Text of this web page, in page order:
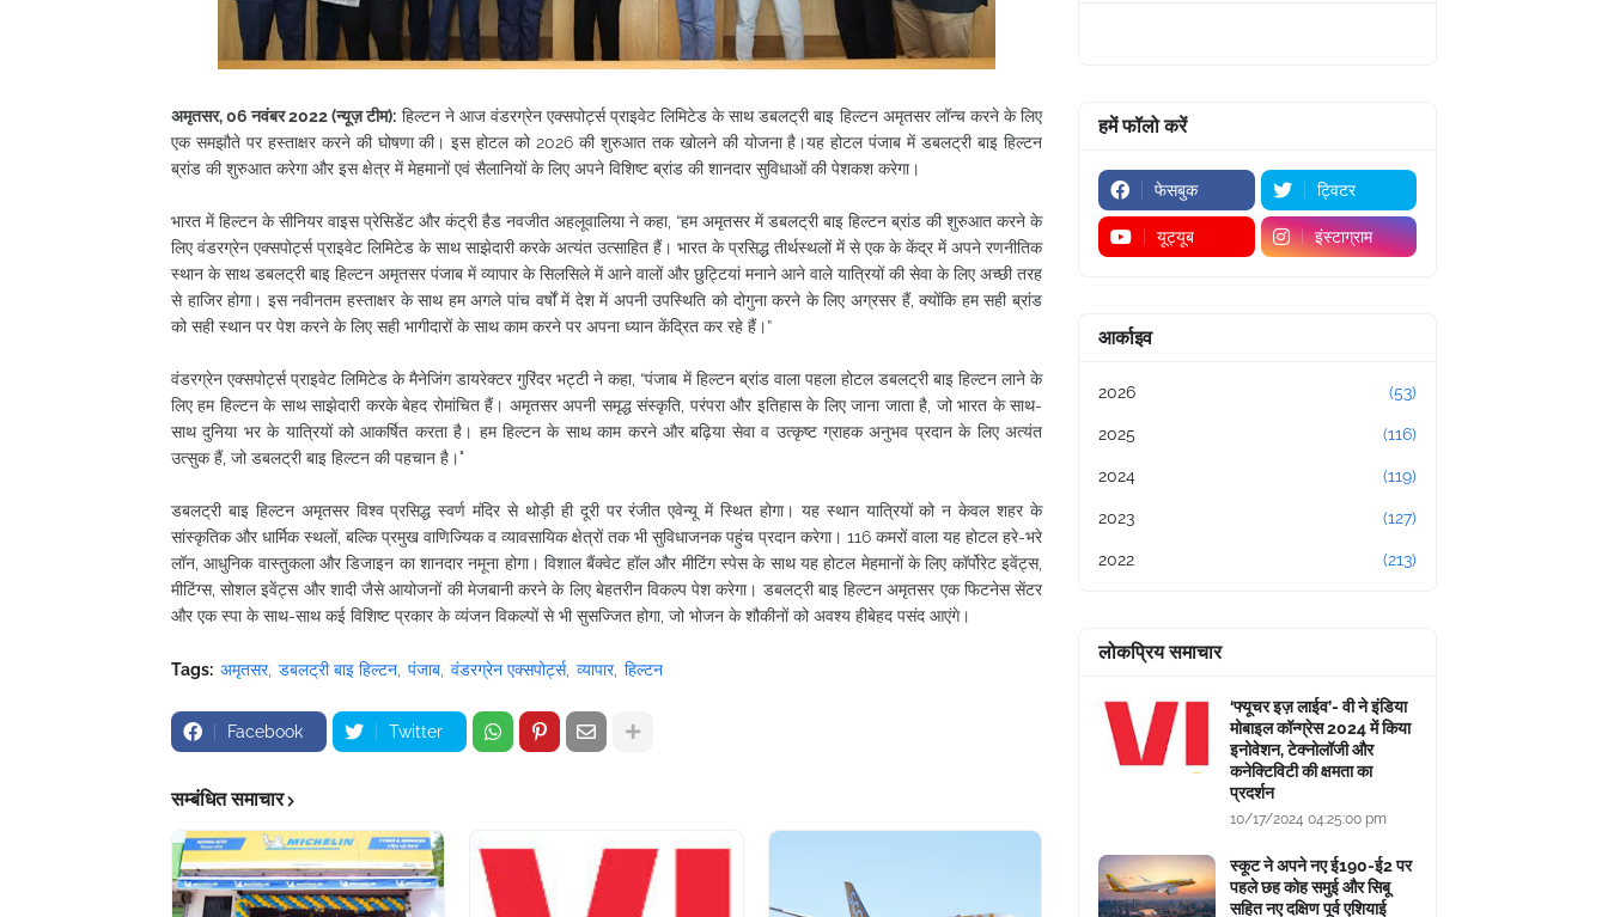
अमृतसर, 06 नवंबर 2022 (न्यूज़ टीम): हिल्टन ने आज वंडरग्रेन एक्सपोर्ट्स प्राइवेट लिमिटेड के साथ डबलट्री बाइ हिल्टन अमृतसर लॉन्च करने के लिए
एक समझौते पर हस्ताक्षर करने की घोषणा की। इस होटल को 2026 की शुरुआत तक खोलने की योजना है।यह होटल पंजाब में डबलट्री बाइ हिल्टन
ब्रांड की शुरुआत करेगा और इस क्षेत्र में मेहमानों एवं सैलानियों के लिए अपने विशिष्ट ब्रांड की शानदार सुविधाओं की पेशकश करेगा।
भारत में हिल्टन के सीनियर वाइस प्रेसिडेंट और कंट्री हैड नवजीत अहलूवालिया ने कहा, “हम अमृतसर में डबलट्री बाइ हिल्टन ब्रांड की शुरुआत करने के
लिए वंडरग्रेन एक्सपोर्ट्स प्राइवेट लिमिटेड के साथ साझेदारी करके अत्यंत उत्साहित हैं। भारत के प्रसिद्ध तीर्थस्थलों में से एक के केंद्र में अपने रणनीतिक
स्थान के साथ डबलट्री बाइ हिल्टन अमृतसर पंजाब में व्यापार के सिलसिले में आने वालों और छुट्टियां मनाने आने वाले यात्रियों की सेवा के लिए अच्छी तरह
से हाजिर होगा। इस नवीनतम हस्ताक्षर के साथ हम अगले पांच वर्षों में देश में अपनी उपस्थिति को दोगुना करने के लिए अग्रसर हैं, क्योंकि हम सही ब्रांड
को सही स्थान पर पेश करने के लिए सही भागीदारों के साथ काम करने पर अपना ध्यान केंद्रित कर रहे हैं।”
वंडरग्रेन एक्सपोर्ट्स प्राइवेट लिमिटेड के मैनेजिंग डायरेक्टर गुरिंदर भट्टी ने कहा, “पंजाब में हिल्टन ब्रांड वाला पहला होटल डबलट्री बाइ हिल्टन लाने के
लिए हम हिल्टन के साथ साझेदारी करके बेहद रोमांचित हैं। अमृतसर अपनी समृद्ध संस्कृति, परंपरा और इतिहास के लिए जाना जाता है, जो भारत के साथ-
साथ दुनिया भर के यात्रियों को आकर्षित करता है। हम हिल्टन के साथ काम करने और बढ़िया सेवा व उत्कृष्ट ग्राहक अनुभव प्रदान के लिए अत्यंत
उत्सुक हैं, जो डबलट्री बाइ हिल्टन की पहचान है।"
डबलट्री बाइ हिल्टन अमृतसर विश्व प्रसिद्ध स्वर्ण मंदिर से थोड़ी ही दूरी पर रंजीत एवेन्यू में स्थित होगा। यह स्थान यात्रियों को न केवल शहर के
सांस्कृतिक और धार्मिक स्थलों, बल्कि प्रमुख वाणिज्यिक व व्यावसायिक क्षेत्रों तक भी सुविधाजनक पहुंच प्रदान करेगा। 116 कमरों वाला यह होटल हरे-भरे
लॉन, आधुनिक वास्तुकला और डिजाइन का शानदार नमूना होगा। विशाल बैंक्वेट हॉल और मीटिंग स्पेस के साथ यह होटल मेहमानों के लिए कॉर्पोरेट इवेंट्स,
मीटिंग्स, सोशल इवेंट्स और शादी जैसे आयोजनों की मेजबानी करने के लिए बेहतरीन विकल्प पेश करेगा। डबलट्री बाइ हिल्टन अमृतसर एक फिटनेस सेंटर
और एक स्पा के साथ-साथ कई विशिष्ट प्रकार के व्यंजन विकल्पों से भी सुसज्जित होगा, जो भोजन के शौकीनों को अवश्य हीबेहद पसंद आएंगे।
Tags: अमृतसर डबलट्री बाइ हिल्टन पंजाब वंडरग्रेन एक्सपोर्ट्स व्यापार हिल्टन
Facebook Twitter
सम्बंधित समाचार
हमें फॉलो करें
फेसबुक ट्विटर
यूट्यूब इंस्टाग्राम
आर्काइव
2026 (53)
2025 (116)
2024 (119)
2023 (127)
2022 (213)
लोकप्रिय समाचार
‘फ्यूचर इज़ लाईव’- वी ने इंडिया
मोबाइल कॉन्ग्रेस 2024 में किया
इनोवेशन, टेक्नोलॉजी और
कनेक्टिविटी की क्षमता का
प्रदर्शन
10/17/2024 04:25:00 pm
स्कूट ने अपने नए ई190-ई2 पर
पहले छह कोह समुई और सिबू
सहित नए दक्षिण पूर्व एशियाई